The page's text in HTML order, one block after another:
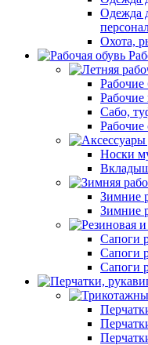
Одежда
Охота,
Рабочие
Рабочие
Сабо,
Рабочие
Носки
Зимние
Зимние
Сапоги
Сапоги
Сапоги